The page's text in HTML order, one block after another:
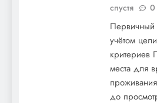
Сергей Чирков –
российского актера, его
невероятные
спустя
0
Первичный
учётом
критериев
места для
до